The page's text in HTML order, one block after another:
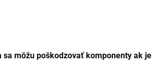
môžu poškodzovať komponenty ak je